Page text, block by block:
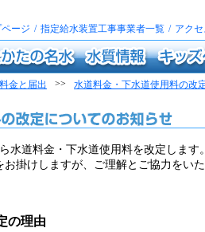
ページ / 指定給水装置工事事業者一覧 / アクセ
料金と届出 >> 水道料金・下水道使用料の改
水道料金・下水道使用料を改定します。
掛けしますが、ご理解とご協力をい
の理由